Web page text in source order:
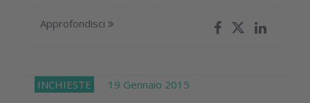
Approfondisci
INCHIESTE 19 Gennaio 2015